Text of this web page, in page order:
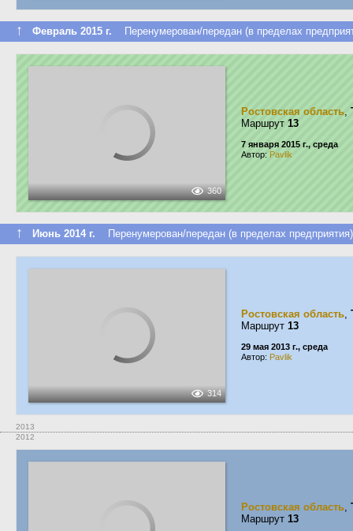
↑ Февраль 2015 г. Перенумерован/передан (в пределах
360
Ростовская область,
Маршрут 13
7 января 2015 г., среда
Автор: Pavlik
↑ Июнь 2014 г. Перенумерован/передан (в пределах предприятия)
314
Ростовская область,
Маршрут 13
29 мая 2013 г., среда
Автор: Pavlik
2013
2012
Ростовская область,
Маршрут 13